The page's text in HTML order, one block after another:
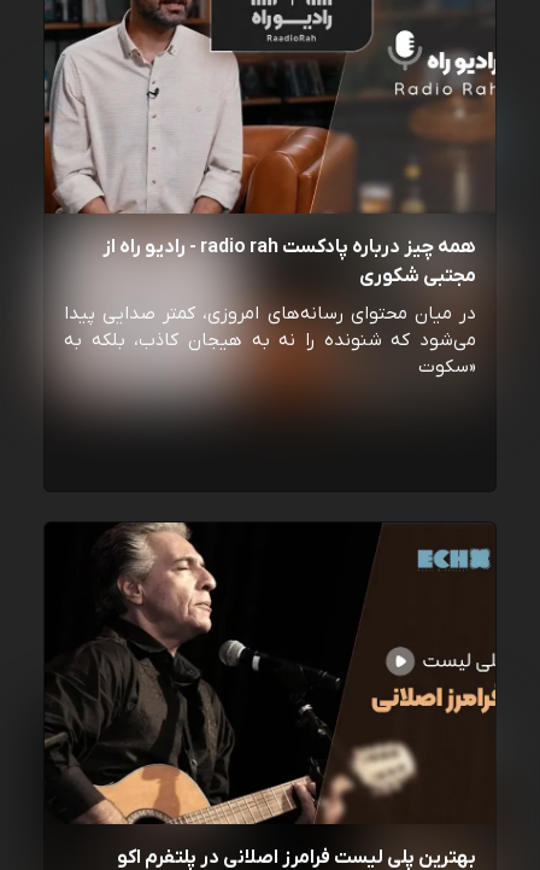
همه چیز درباره پادکست radio rah - رادیو راه از
مجتبی شکوری
در میان محتوای رسانه‌های امروزی، کمتر صدایی پیدا
می‌شود که شنونده را نه به هیجان کاذب، بلکه به
«سکوت
بهترین پلی لیست فرامرز اصلانی در پلتفرم اکو